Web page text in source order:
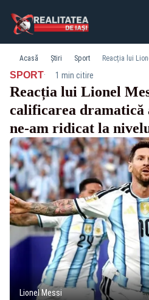
Acasă Știri Sport
SPORT· 1 min citire
Reacția lui Lionel
calificarea dramatică
ne-am ridicat la
Lionel Messi